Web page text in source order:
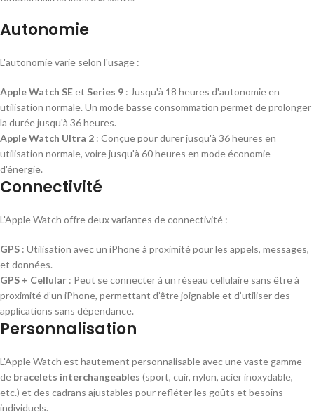
Autonomie
L'autonomie varie selon l'usage :
Apple Watch SEet Series 9 : Jusqu'à 18 heures d'autonomie en
utilisation normale. Un mode basse consommation permet de prolonger
la durée jusqu'à 36 heures.
Apple Watch Ultra 2 : Conçue pour durer jusqu'à 36 heures en
utilisation normale, voire jusqu'à 60 heures en mode économie
d'énergie.
Connectivité
L'Apple Watch offre deux variantes de connectivité :
GPS : Utilisation avec un iPhone à proximité pour les appels, messages,
et données.
GPS + Cellular : Peut se connecter à un réseau cellulaire sans être à
proximité d’un iPhone, permettant d’être joignable et d’utiliser des
applications sans dépendance.
Personnalisation
L'Apple Watch est hautement personnalisable avec une vaste gamme
de bracelets interchangeables (sport, cuir, nylon, acier inoxydable,
etc.) et des cadrans ajustables pour refléter les goûts et besoins
individuels.